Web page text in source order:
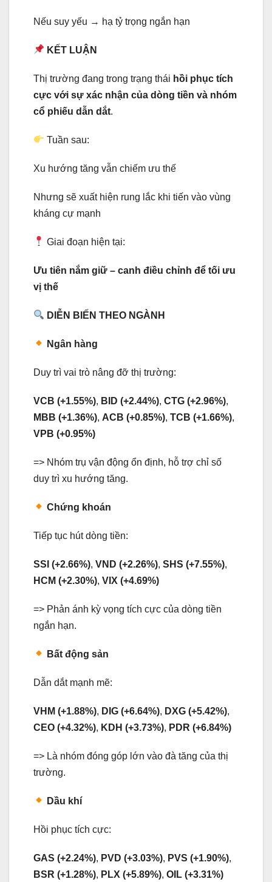
Nếu suy yếu → hạ tỷ trọng ngắn hạn
KẾT LUẬN
Thị trường đang trong trạng thái hồi phục tích
cực với sự xác nhận của dòng tiền và nhóm
cổ phiếu dẫn dắt.
Tuần sau:
Xu hướng tăng vẫn chiếm ưu thế
Nhưng sẽ xuất hiện rung lắc khi tiến vào vùng
kháng cự mạnh
Giai đoạn hiện tại:
Ưu tiên nắm giữ – canh điều chỉnh để tối ưu
vị thế
DIỄN BIẾN THEO NGÀNH
Ngân hàng
Duy trì vai trò nâng đỡ thị trường:
VCB (+1.55%), BID (+2.44%), CTG (+2.96%),
MBB (+1.36%), ACB (+0.85%), TCB (+1.66%),
VPB (+0.95%)
=> Nhóm trụ vận động ổn định, hỗ trợ chỉ số
duy trì xu hướng tăng.
Chứng khoán
Tiếp tục hút dòng tiền:
SSI (+2.66%), VND (+2.26%), SHS (+7.55%),
HCM (+2.30%), VIX (+4.69%)
=> Phản ánh kỳ vọng tích cực của dòng tiền
ngắn hạn.
Bất động sản
Dẫn dắt mạnh mẽ:
VHM (+1.88%), DIG (+6.64%), DXG (+5.42%),
CEO (+4.32%), KDH (+3.73%), PDR (+6.84%)
=> Là nhóm đóng góp lớn vào đà tăng của thị
trường.
Dầu khí
Hồi phục tích cực:
GAS (+2.24%), PVD (+3.03%), PVS (+1.90%),
BSR (+1.28%), PLX (+5.89%), OIL (+3.31%)